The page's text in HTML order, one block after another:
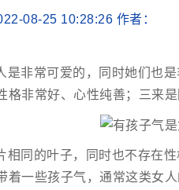
08-25 10:28:26 作者：
是非常可爱的，同时她们也
格非常好、心性纯善；三来
相同的叶子，同时也不存在
着一些孩子气，通常这类女